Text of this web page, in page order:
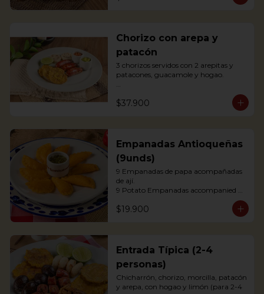
crunchiness, accompanied by creole
potatoes, onion and agras reduction.
Chorizo con arepa y
patacón
3 chorizos servidos con 2 arepitas y
patacones, guacamole y hogao.
Antioquian Sausage with arepa and
green plantains.
$37.900
Empanadas Antioqueñas
(9unds)
9 Empanadas de papa acompañadas
de ají.
9 Potato Empanadas accompanied
$19.900
Entrada Típica (2-4
personas)
Chicharrón, chorizo, morcilla, patacón
y arepa, con hogao y limón (para 2-4